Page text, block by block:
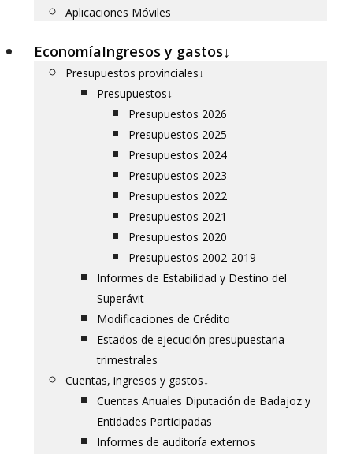
Aplicaciones Móviles
EconomíaIngresos y gastos↓
Presupuestos provinciales↓
Presupuestos↓
Presupuestos 2026
Presupuestos 2025
Presupuestos 2024
Presupuestos 2023
Presupuestos 2022
Presupuestos 2021
Presupuestos 2020
Presupuestos 2002-2019
Informes de Estabilidad y Destino del
Superávit
Modificaciones de Crédito
Estados de ejecución presupuestaria
trimestrales
Cuentas, ingresos y gastos↓
Cuentas Anuales Diputación de Badajoz y
Entidades Participadas
Informes de auditoría externos